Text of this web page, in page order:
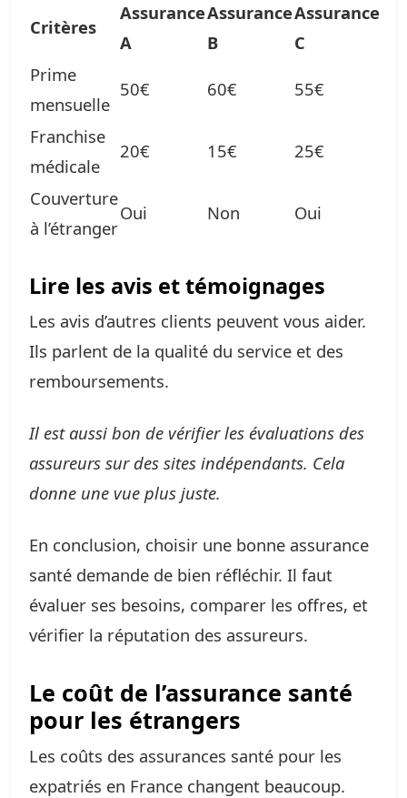
Critères
Assurance
A
Assurance
B
Assurance
C
Prime
mensuelle
50€ 60€ 55€
Franchise
médicale
20€ 15€ 25€
Couverture
à l’étranger
Oui Non Oui
Lire les avis et témoignages
Les avis d’autres clients peuvent vous aider.
Ils parlent de la qualité du service et des
remboursements.
Il est aussi bon de vérifier les évaluations des
assureurs sur des sites indépendants. Cela
donne une vue plus juste.
En conclusion, choisir une bonne assurance
santé demande de bien réfléchir. Il faut
évaluer ses besoins, comparer les offres, et
vérifier la réputation des assureurs.
Le coût de l’assurance santé
pour les étrangers
Les coûts des assurances santé pour les
expatriés en France changent beaucoup.